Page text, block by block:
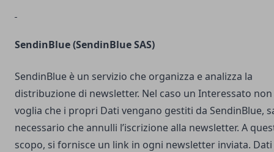
SendinBlue(SendinBlue SAS)
SendinBlue è un servizio che organizza e analizza la
distribuzione di newsletter. Nel caso un Interessato non
voglia che i propri Dati vengano gestiti da SendinBlue,
necessario che annulli l’iscrizione alla newsletter. A
scopo, si fornisce un link in ogni newsletter inviata. Dati